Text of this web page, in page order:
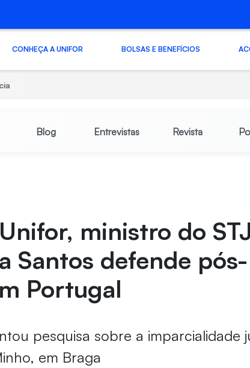
CONHEÇA A UNIFOR BOLSAS E BENEFÍCIOS
Blog Entrevistas Revista
ministro do STJ
Santos defende pós-
Portugal
pesquisa sobre a imparcialidade
em Braga